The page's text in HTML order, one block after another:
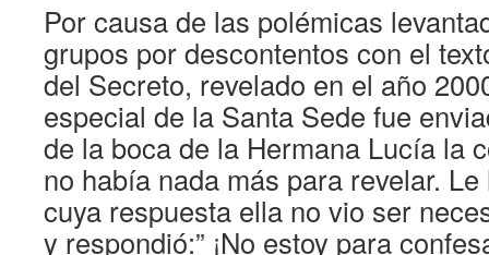
Por causa de las polémicas
grupos por descontentos con el
del Secreto, revelado en el año
especial de la Santa Sede fue
de la boca de la Hermana Lucía la
no había nada más para revelar.
cuya respuesta ella no vio ser
y respondió:” ¡No estoy para